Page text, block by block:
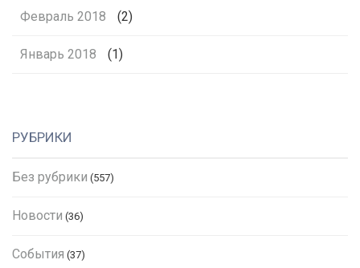
Февраль 2018 (2)
Январь 2018 (1)
РУБРИКИ
Без рубрики (557)
Новости (36)
События (37)